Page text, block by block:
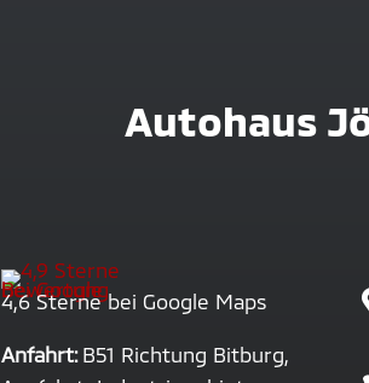
Autohaus
4,6 Sterne bei Google Maps
Anfahrt:B51 Richtung Bitburg,